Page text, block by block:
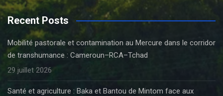
Recent Posts
Mobilité pastorale et contamination au Mercure dans le corridor
de transhumance : Cameroun–RCA–Tchad
29 juillet 2026
Santé et agriculture : Baka et Bantou de Mintom face aux